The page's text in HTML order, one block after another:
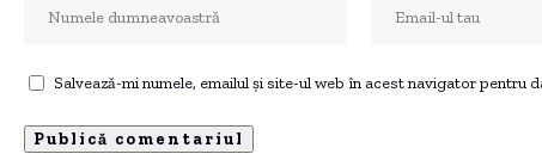
Salvează-mi numele, emailul și site-ul web în acest navigator pentru